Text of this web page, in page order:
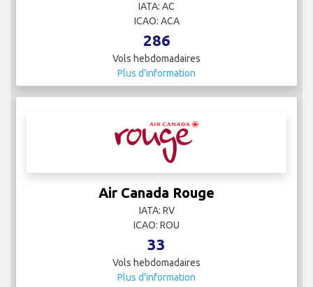
IATA: AC
ICAO: ACA
286
Vols hebdomadaires
Plus d'information
Air Canada Rouge
IATA: RV
ICAO: ROU
33
Vols hebdomadaires
Plus d'information